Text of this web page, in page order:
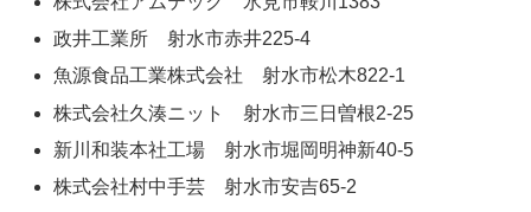
政井工業所 射水市赤井225-4
魚源食品工業株式会社 射水市松木822-1
株式会社久湊ニット 射水市三日曽根2-25
新川和装本社工場 射水市堀岡明神新40-5
株式会社村中手芸 射水市安吉65-2